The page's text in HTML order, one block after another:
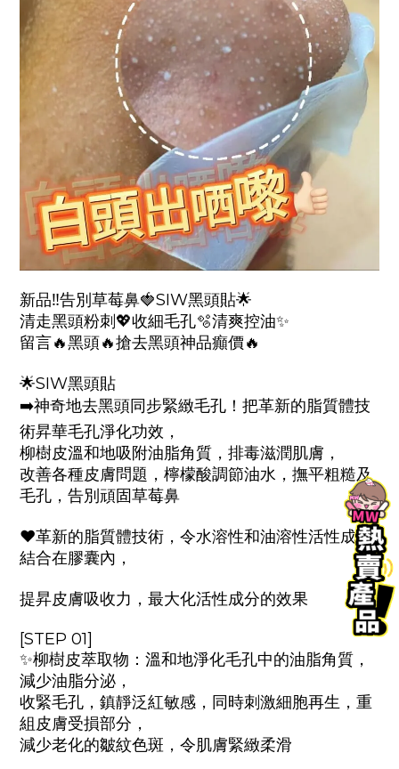
新品‼️告別草莓鼻🍓SIW黑頭貼🌟
清走黑頭粉刺💖收細毛孔🫧清爽控油✨
留言🔥黑頭🔥搶去黑頭神品癲價🔥
🌟SIW黑頭貼
➡️神奇地去黑頭同步緊緻毛孔！把革新的脂質體技
術昇華毛孔淨化功效，
柳樹皮溫和地吸附油脂角質，排毒滋潤肌膚，
改善各種皮膚問題，檸檬酸調節油水，撫平粗糙及
毛孔，告別頑固草莓鼻
♥️革新的脂質體技術，令水溶性和油溶性活性成分
結合在膠囊內，
提昇皮膚吸收力，最大化活性成分的效果
[STEP 01]
✨柳樹皮萃取物：溫和地淨化毛孔中的油脂角質，
減少油脂分泌，
收緊毛孔，鎮靜泛紅敏感，同時刺激細胞再生，重
組皮膚受損部分，
減少老化的皺紋色斑，令肌膚緊緻柔滑